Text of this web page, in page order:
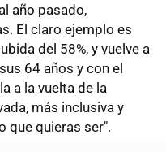
año pasado,
El claro ejemplo es
del 58%, y vuelve a
64 años y con el
a la vuelta de la
más inclusiva y
que quieras ser".